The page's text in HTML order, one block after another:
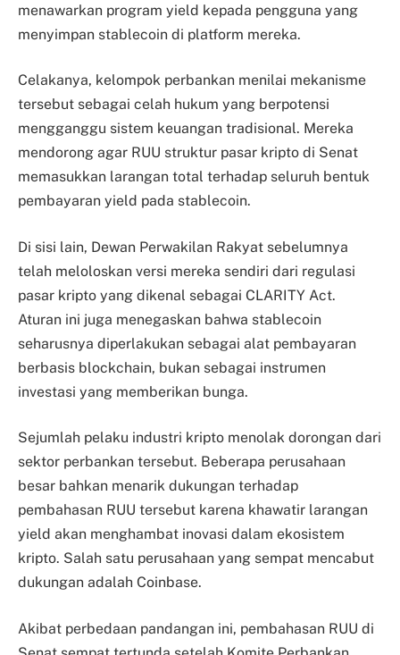
menawarkan program yield kepada pengguna yang
menyimpan stablecoin di platform mereka.
Celakanya, kelompok perbankan menilai mekanisme
tersebut sebagai celah hukum yang berpotensi
mengganggu sistem keuangan tradisional. Mereka
mendorong agar RUU struktur pasar kripto di Senat
memasukkan larangan total terhadap seluruh bentuk
pembayaran yield pada stablecoin.
Di sisi lain, Dewan Perwakilan Rakyat sebelumnya
telah meloloskan versi mereka sendiri dari regulasi
pasar kripto yang dikenal sebagai CLARITY Act.
Aturan ini juga menegaskan bahwa stablecoin
seharusnya diperlakukan sebagai alat pembayaran
berbasis blockchain, bukan sebagai instrumen
investasi yang memberikan bunga.
Sejumlah pelaku industri kripto menolak dorongan dari
sektor perbankan tersebut. Beberapa perusahaan
besar bahkan menarik dukungan terhadap
pembahasan RUU tersebut karena khawatir larangan
yield akan menghambat inovasi dalam ekosistem
kripto. Salah satu perusahaan yang sempat mencabut
dukungan adalah Coinbase.
Akibat perbedaan pandangan ini, pembahasan RUU di